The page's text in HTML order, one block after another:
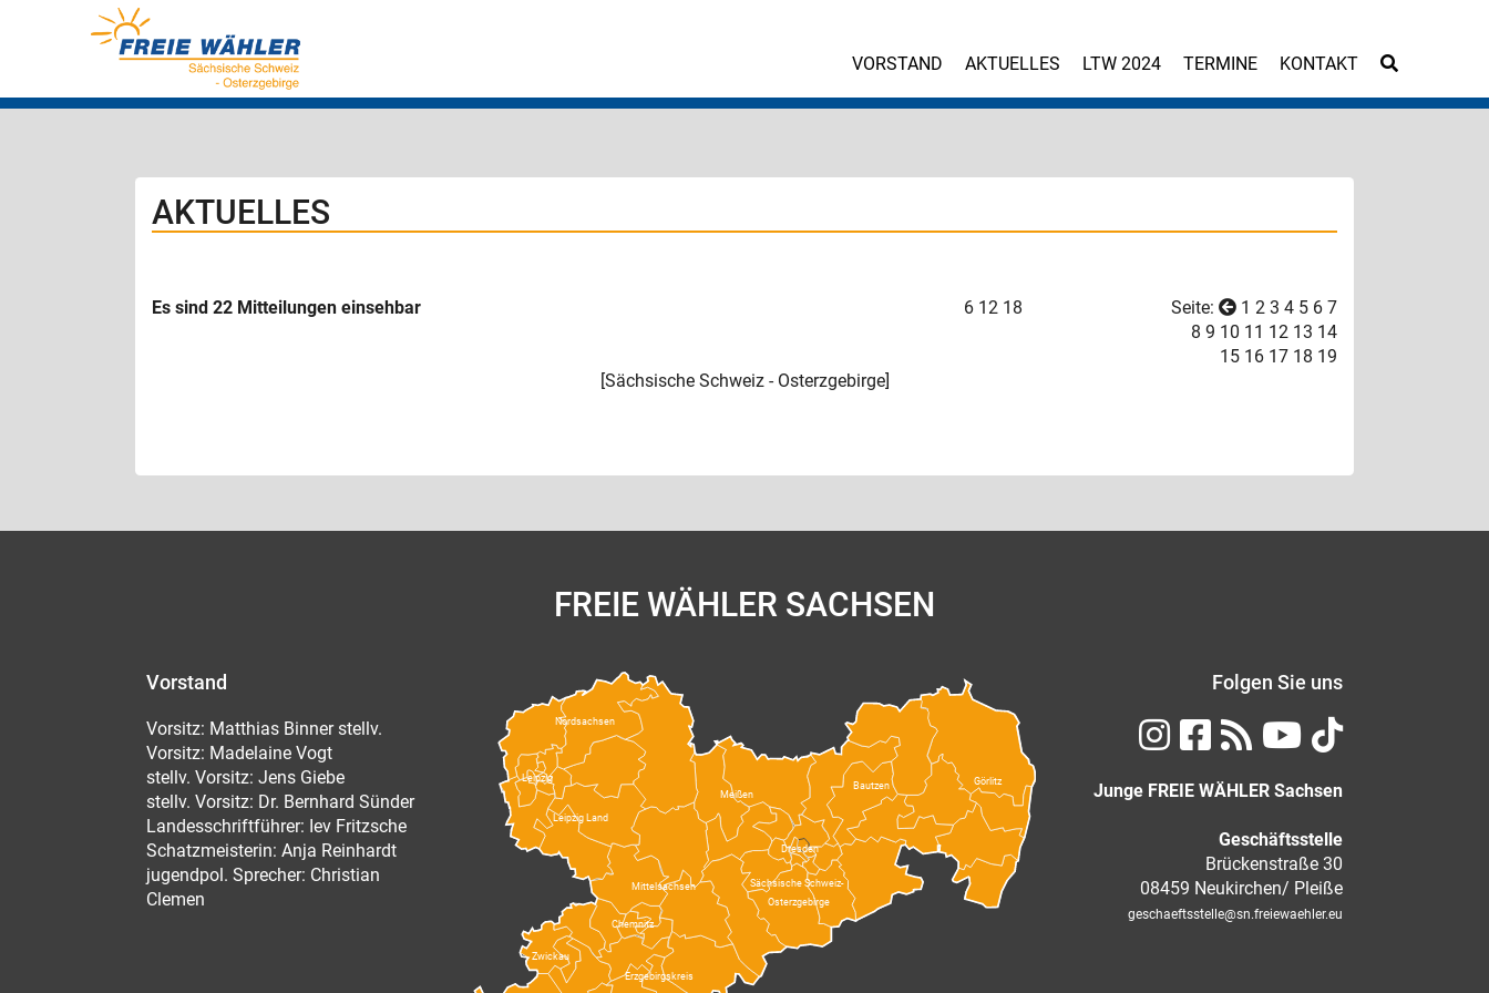
VORSTAND AKTUELLES LTW 2024 TERMINE KONTAKT
AKTUELLES
Es sind 22 Mitteilungen einsehbar 6 12 18 Seite: 1 2 3 4 5 6 7
8 9 10 11 12 13 14
15 16 17 18 19
[Sächsische Schweiz - Osterzgebirge]
FREIE WÄHLER SACHSEN
Vorstand
Vorsitz: Matthias Binner stellv.
Vorsitz: Madelaine Vogt
stellv. Vorsitz: Jens Giebe
stellv. Vorsitz: Dr. Bernhard Sünder
Landesschriftführer: Iev Fritzsche
Schatzmeisterin: Anja Reinhardt
jugendpol. Sprecher: Christian
Clemen
Bautzen Görlitz
Leipzig
Leipzig Land
Meißen
Erzgebirgskreis
Mittelsachsen
Nordsachsen
Osterzgebirge
Sächsische Schweiz-
Zwickau
Dresden
Chemnitz
Folgen Sie uns
Junge FREIE WÄHLER Sachsen
Geschäftsstelle
Brückenstraße 30
08459 Neukirchen/ Pleiße
geschaeftsstelle@sn.freiewaehler.eu